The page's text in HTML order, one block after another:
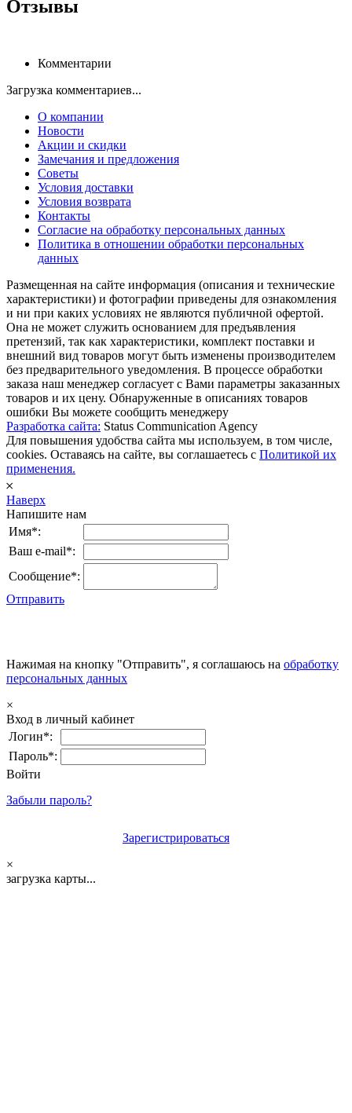
Отзывы
Комментарии
Загрузка комментариев...
О компании
Новости
Акции и скидки
Замечания и предложения
Советы
Условия доставки
Условия возврата
Контакты
Согласие на обработку персональных данных
Политика в отношении обработки персональных
данных
Размещенная на сайте информация (описания и технические
характеристики) и фотографии приведены для ознакомления
и ни при каких условиях не являются публичной офертой.
Она не может служить основанием для предъявления
претензий, так как характеристики, комплект поставки и
внешний вид товаров могут быть изменены производителем
без предварительного уведомления. В процессе обработки
заказа наш менеджер согласует с Вами параметры заказанных
товаров и их цену. Обнаруженные в описаниях товаров
ошибки Вы можете сообщить менеджеру
Разработка сайта: Status Communication Agency
Для повышения удобства сайта мы используем, в том числе,
cookies. Оставаясь на сайте, вы соглашаетесь с Политикой их
применения.
𐄂
Наверх
Напишите нам
Имя*:
Ваш e-mail*:
Сообщение*:
Отправить
Нажимая на кнопку "Отправить", я соглашаюсь на обработку
персональных данных
×
Вход в личный кабинет
Логин*:
Пароль*:
Войти
Забыли пароль?
Зарегистрироваться
×
загрузка карты...